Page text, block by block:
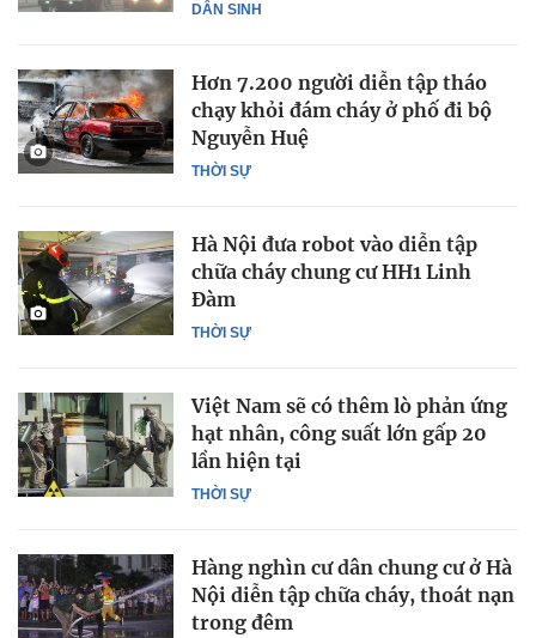
DÂN SINH
THỜI SỰ
Hơn 7.200 người diễn tập tháo
chạy khỏi đám cháy ở phố đi bộ
Nguyễn Huệ
THỜI SỰ
Hà Nội đưa robot vào diễn tập
chữa cháy chung cư HH1 Linh
Đàm
THỜI SỰ
Việt Nam sẽ có thêm lò phản ứng
hạt nhân, công suất lớn gấp 20
lần hiện tại
Hàng nghìn cư dân chung cư ở Hà
Nội diễn tập chữa cháy, thoát nạn
trong đêm